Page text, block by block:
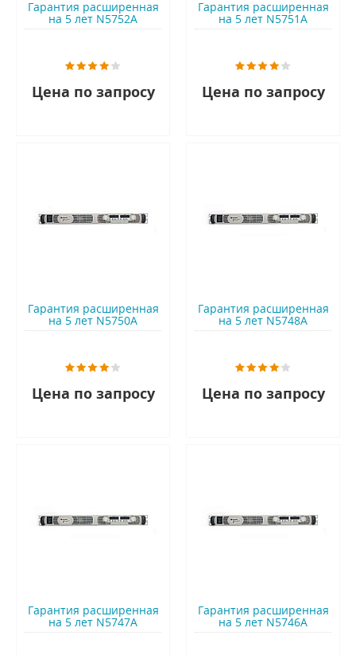
Гарантия расширенная
на 5 лет N5752A
Цена по запросу
Гарантия расширенная
на 5 лет N5751A
Цена по запросу
Гарантия расширенная
на 5 лет N5750A
Цена по запросу
Гарантия расширенная
на 5 лет N5748A
Цена по запросу
Гарантия расширенная
на 5 лет N5747A
Гарантия расширенная
на 5 лет N5746A